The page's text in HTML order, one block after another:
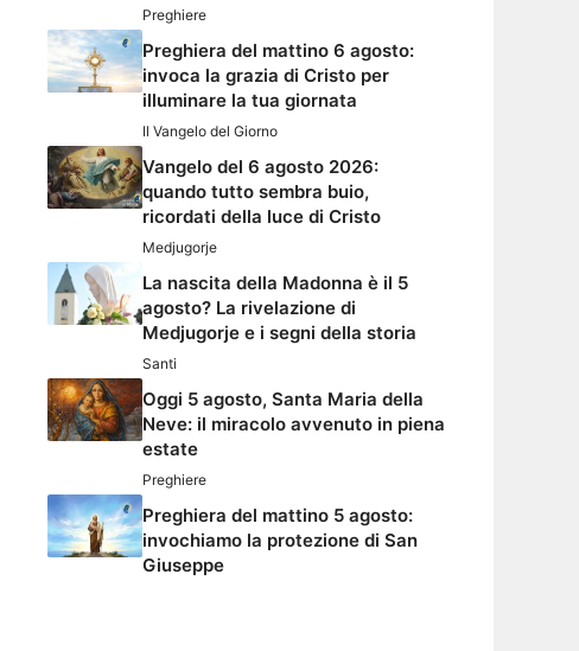
Preghiere
Preghiera del mattino 6 agosto:
invoca la grazia di Cristo per
illuminare la tua giornata
Il Vangelo del Giorno
Vangelo del 6 agosto 2026:
quando tutto sembra buio,
ricordati della luce di Cristo
Medjugorje
La nascita della Madonna è il 5
agosto? La rivelazione di
Medjugorje e i segni della storia
Santi
Oggi 5 agosto, Santa Maria della
Neve: il miracolo avvenuto in piena
estate
Preghiere
Preghiera del mattino 5 agosto:
invochiamo la protezione di San
Giuseppe